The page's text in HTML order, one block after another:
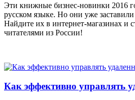
Эти книжные бизнес-новинки 2016
русском языке. Но они уже заставили
Найдите их в интернет-магазинах и
читателями из России!
Как эффективно управлять